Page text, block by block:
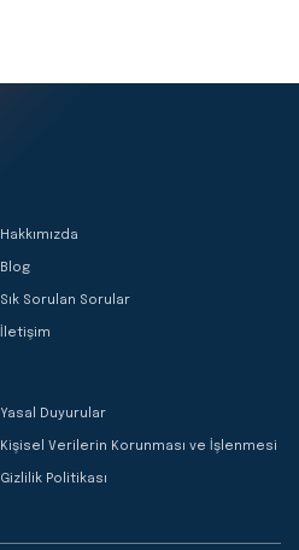
Hakkımızda
Blog
Sık Sorulan Sorular
İletişim
Yasal Duyurular
Kişisel Verilerin Korunması ve İşlenmesi
Gizlilik Politikası